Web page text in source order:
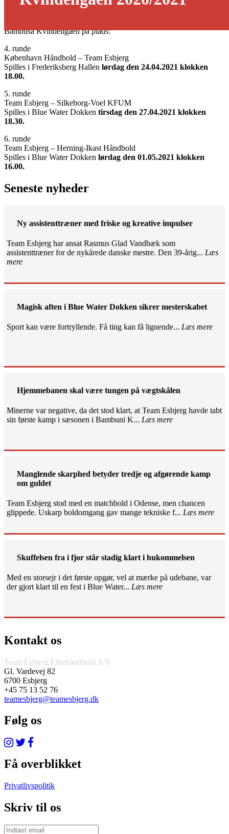
Bambusa Kvindeligaen på plads:
4. runde
København Håndbold – Team Esbjerg
Spilles i Frederiksberg Hallen lørdag den 24.04.2021 klokken
18.00.
5. runde
Team Esbjerg – Silkeborg-Voel KFUM
Spilles i Blue Water Dokken tirsdag den 27.04.2021 klokken
18.30.
6. runde
Team Esbjerg – Herning-Ikast Håndbold
Spilles i Blue Water Dokken lørdag den 01.05.2021 klokken
16.00.
Seneste nyheder
Ny assistenttræner med friske og kreative impulser
Team Esbjerg har ansat Rasmus Glad Vandbæk som
assistenttræner for de nykårede danske mestre. Den 39-årig... Læs
mere
Magisk aften i Blue Water Dokken sikrer mesterskabet
Sport kan være fortryllende. Få ting kan få lignende... Læs mere
Hjemmebanen skal være tungen på vægtskålen
Minerne var negative, da det stod klart, at Team Esbjerg havde tabt
sin første kamp i sæsonen i Bambuni K... Læs mere
Manglende skarphed betyder tredje og afgørende kamp
om guldet
Team Esbjerg stod med en matchbold i Odense, men chancen
glippede. Uskarp boldomgang gav mange tekniske f... Læs mere
Skuffelsen fra i fjor står stadig klart i hukommelsen
Med en storsejr i det første opgør, vel at mærke på udebane, var
der gjort klart til en fest i Blue Water... Læs mere
Kontakt os
Team Esbjerg Elitehåndbold A/S
Gl. Vardevej 82
6700 Esbjerg
+45 75 13 52 76
teamesbjerg@teamesbjerg.dk
Følg os
Få overblikket
Privatlivspolitik
Skriv til os